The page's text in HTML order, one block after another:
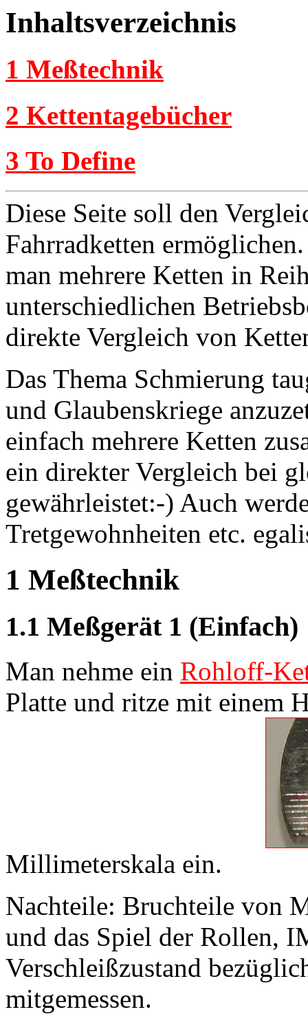
Inhaltsverzeichnis
1 Meßtechnik
2 Kettentagebücher
3 To Define
Diese Seite soll den
Fahrradketten
man mehrere Ketten in
unterschiedlichen
direkte Vergleich von
Das Thema Schmierung
und Glaubenskriege
einfach mehrere Ketten
ein direkter Vergleich bei
gewährleistet:-) Auch
Tretgewohnheiten etc.
1 Meßtechnik
1.1 Meßgerät 1 (Einfach)
Man nehme ein Rohloff-
Platte und ritze mit einem
Millimeterskala ein.
Nachteile: Bruchteile von
und das Spiel der Rollen,
Verschleißzustand
mitgemessen.